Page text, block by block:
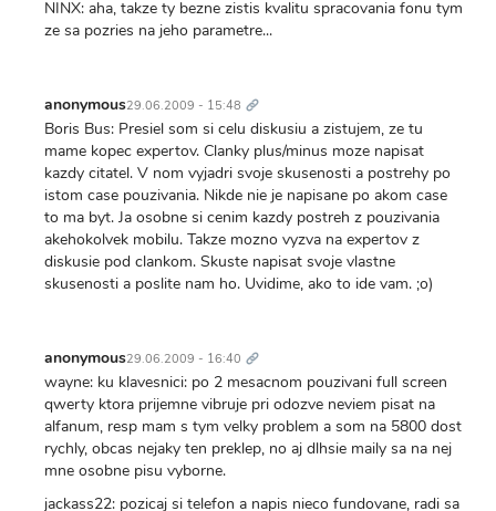
NINX: aha, takze ty bezne zistis kvalitu spracovania fonu tym
ze sa pozries na jeho parametre...
anonymous29.06.2009 - 15:48 odkaz
Boris Bus: Presiel som si celu diskusiu a zistujem, ze tu
mame kopec expertov. Clanky plus/minus moze napisat
kazdy citatel. V nom vyjadri svoje skusenosti a postrehy po
istom case pouzivania. Nikde nie je napisane po akom case
to ma byt. Ja osobne si cenim kazdy postreh z pouzivania
akehokolvek mobilu. Takze mozno vyzva na expertov z
diskusie pod clankom. Skuste napisat svoje vlastne
skusenosti a poslite nam ho. Uvidime, ako to ide vam. ;o)
anonymous29.06.2009 - 16:40 odkaz
wayne: ku klavesnici: po 2 mesacnom pouzivani full screen
qwerty ktora prijemne vibruje pri odozve neviem pisat na
alfanum, resp mam s tym velky problem a som na 5800 dost
rychly, obcas nejaky ten preklep, no aj dlhsie maily sa na nej
mne osobne pisu vyborne.
jackass22: pozicaj si telefon a napis nieco fundovane, radi sa